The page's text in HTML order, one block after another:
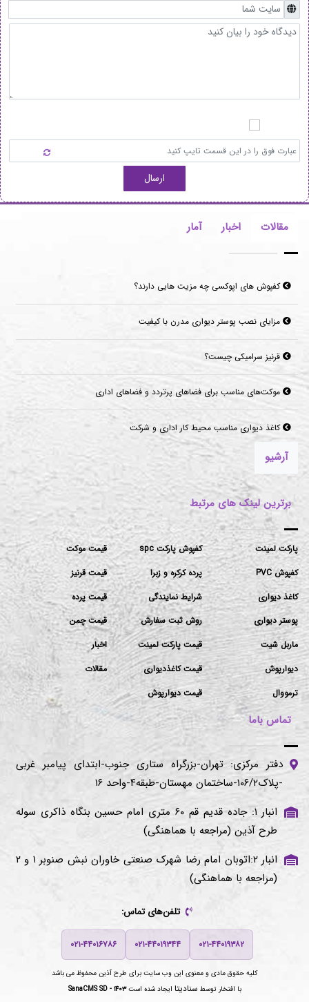
ارسال
مقالات اخبار آمار
کفپوش های اپوکسی چه مزیت هایی دارند؟
مزایای نصب پوستر دیواری مدرن با کیفیت
قرنیز سرامیکی چیست؟
موکت‌های مناسب برای فضاهای پرتردد و فضاهای اداری
کاغذ دیواری مناسب محیط کار اداری و شرکت
آرشیو
برترین لینک های مرتبط
پارکت لمینت
کفپوش PVC
کاغذ دیواری
پوستر دیواری
ماربل شیت
دیوارپوش
ترمووال
کفپوش پارکت spc
پرده کرکره و زبرا
شرایط نمایندگی
روش ثبت سفارش
قیمت پارکت لمینت
قیمت کاغذدیواری
قیمت دیوارپوش
قیمت موکت
قیمت قرنیز
قیمت پرده
قیمت چمن
اخبار
مقالات
تماس باما
دفتر مرکزی: تهران-بزرگراه ستاری جنوب-ابتدای پیامبر غربی
-پلاک۱۰۶/۲-ساختمان مهستان-طبقه۴-واحد ۱۶
انبار ۱: جاده قدیم قم ۶۰ متری امام حسین بنگاه ذاکری سوله
طرح آذین (مراجعه با هماهنگی)
انبار ۲:اتوبان امام رضا شهرک صنعتی خاوران نبش صنوبر ۱ و ۲
(مراجعه با هماهنگی)
تلفن‌های تماس:
۰۲۱-۴۴۰۱۹۳۸۲ ۰۲۱-۴۴۰۱۹۳۴۴ ۰۲۱-۴۴۰۱۶۷۸۶
کلیه حقوق مادی و معنوی این وب سایت برای طرح آذین محفوظ می باشد
با افتخار توسط سنادیتا ایجاد شده استSanaCMS SD - ۱۴۰۳